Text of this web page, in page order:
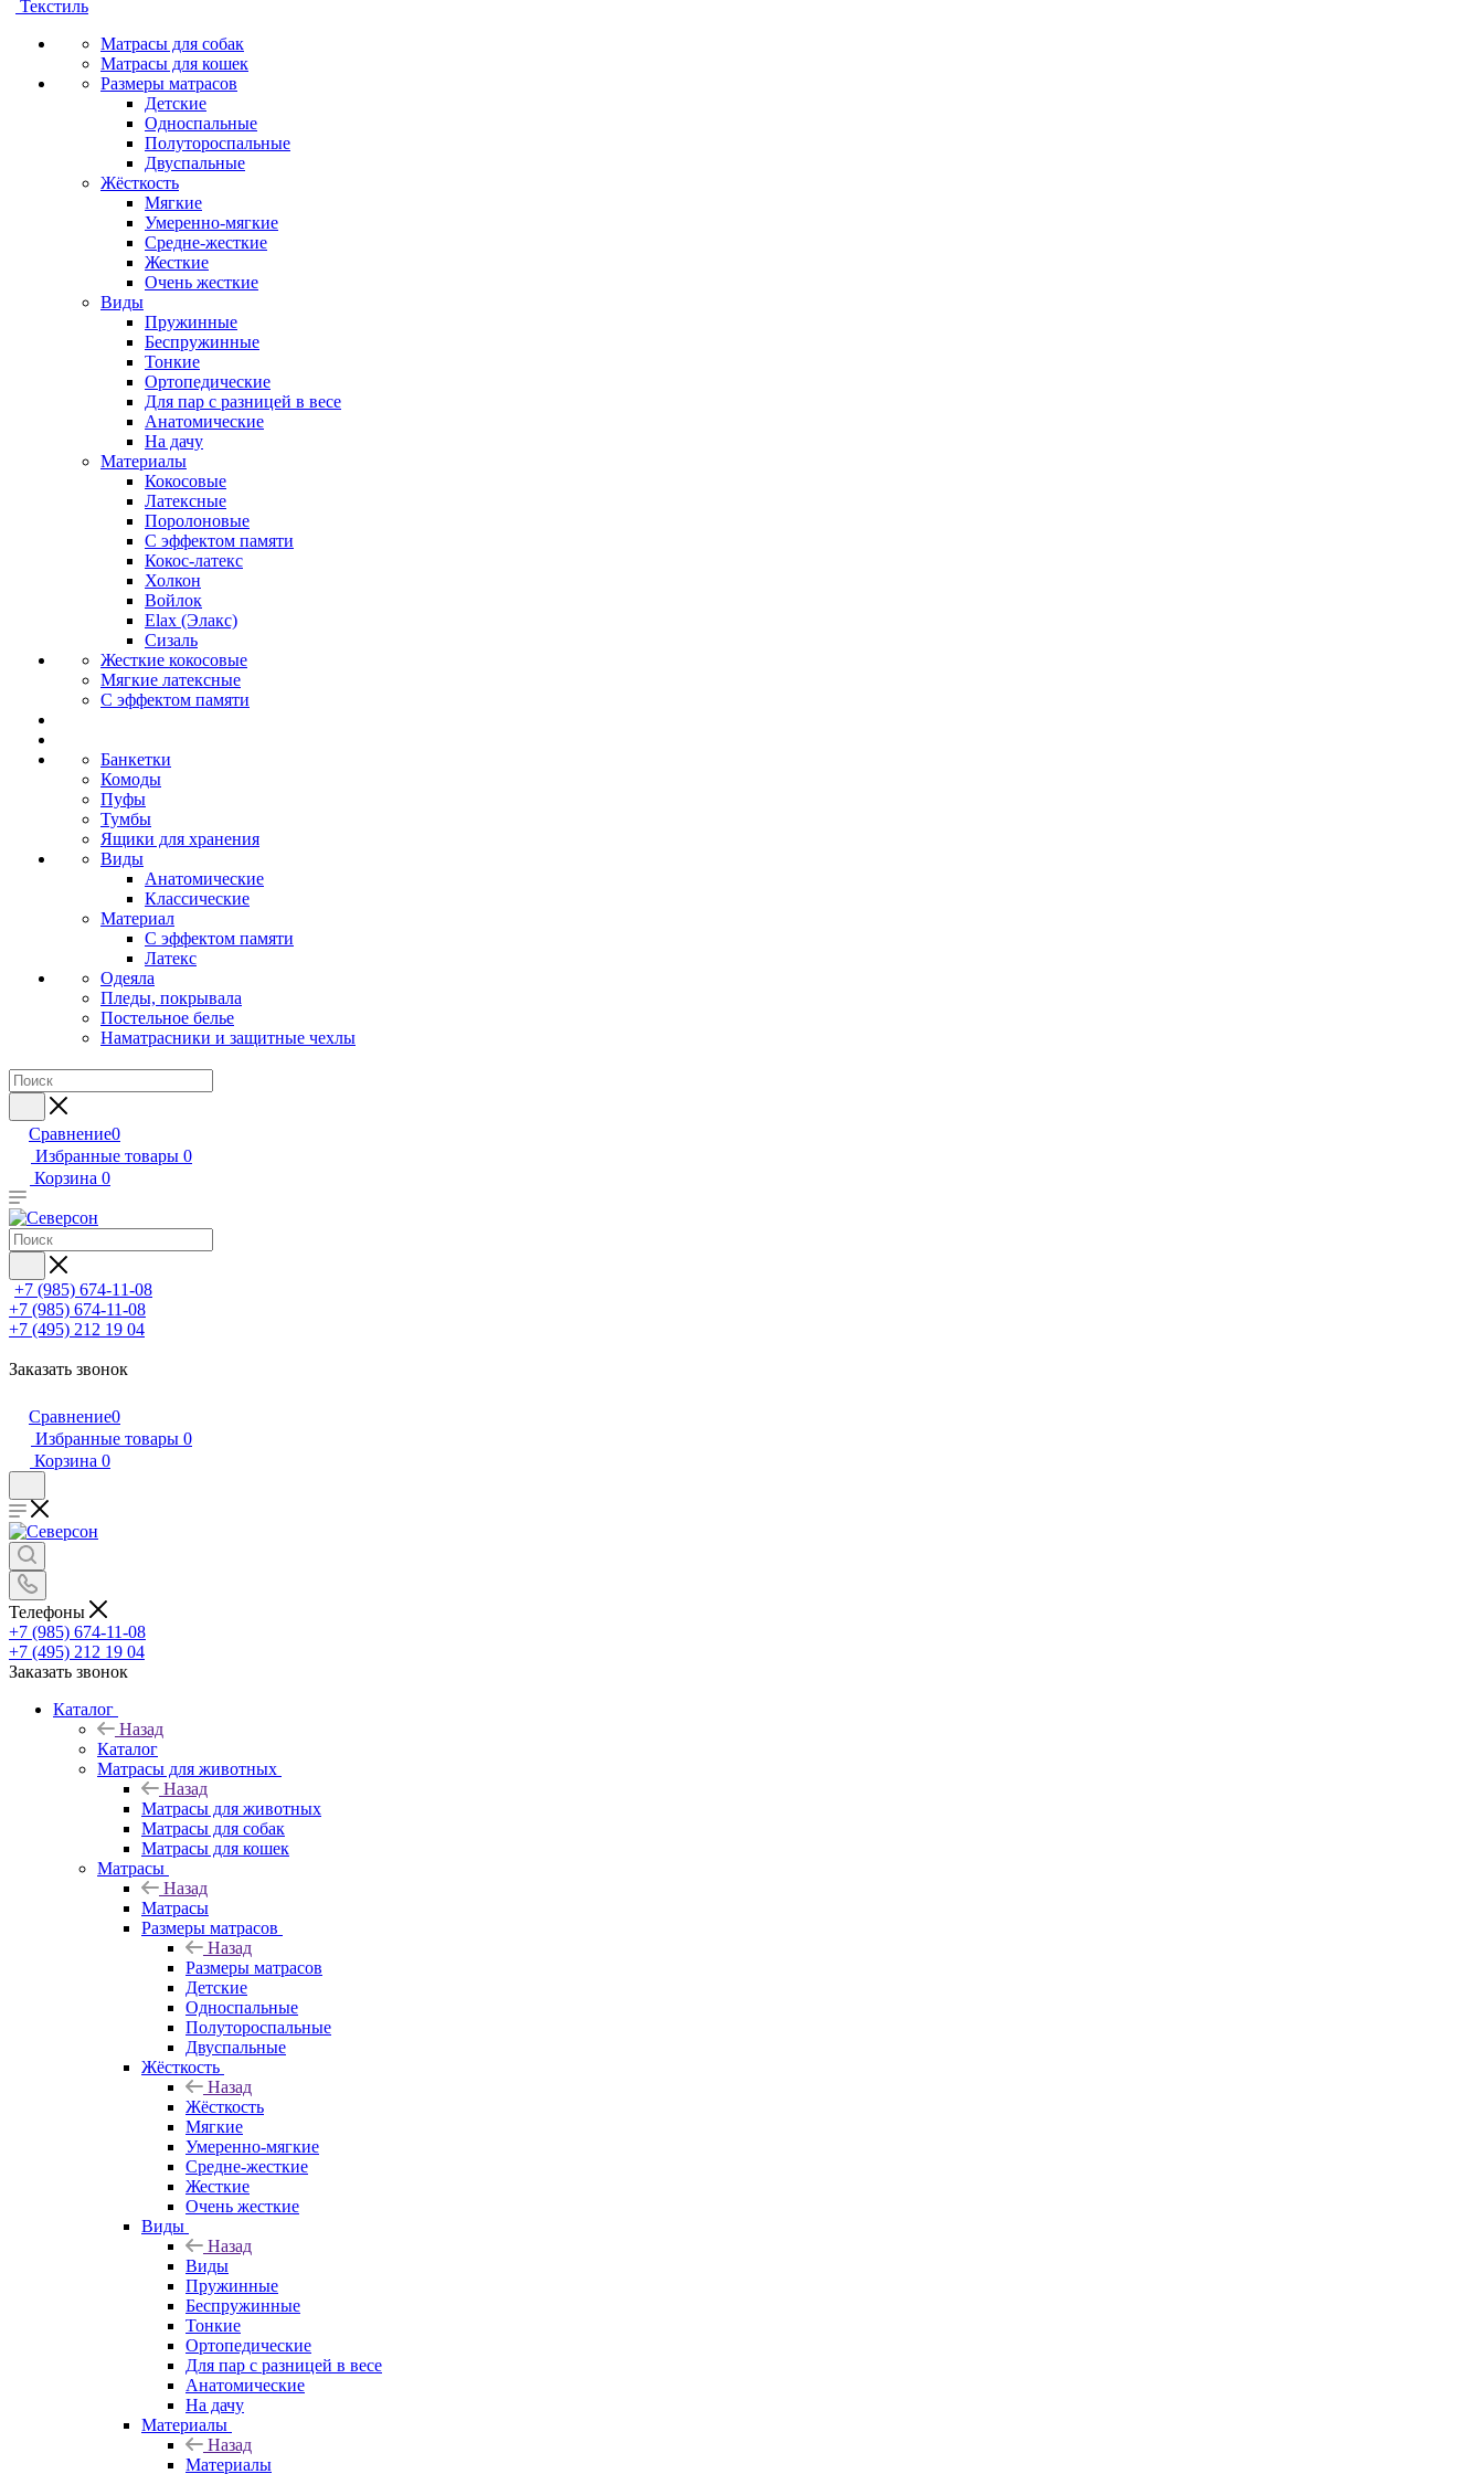
Текстиль
Матрасы для собак
Матрасы для кошек
Размеры матрасов
Детские
Односпальные
Полутороспальные
Двуспальные
Жёсткость
Мягкие
Умеренно-мягкие
Средне-жесткие
Жесткие
Очень жесткие
Виды
Пружинные
Беспружинные
Тонкие
Ортопедические
Для пар с разницей в весе
Анатомические
На дачу
Материалы
Кокосовые
Латексные
Поролоновые
С эффектом памяти
Кокос-латекс
Холкон
Войлок
Elax (Элакс)
Сизаль
Жесткие кокосовые
Мягкие латексные
С эффектом памяти
Банкетки
Комоды
Пуфы
Тумбы
Ящики для хранения
Виды
Анатомические
Классические
Материал
С эффектом памяти
Латекс
Одеяла
Пледы, покрывала
Постельное белье
Наматрасники и защитные чехлы
Сравнение0
Избранные товары 0
Корзина 0
+7 (985) 674-11-08
+7 (985) 674-11-08
+7 (495) 212 19 04
Заказать звонок
Сравнение0
Избранные товары 0
Корзина 0
Телефоны
+7 (985) 674-11-08
+7 (495) 212 19 04
Заказать звонок
Каталог
Назад
Каталог
Матрасы для животных
Назад
Матрасы для животных
Матрасы для собак
Матрасы для кошек
Матрасы
Назад
Матрасы
Размеры матрасов
Назад
Размеры матрасов
Детские
Односпальные
Полутороспальные
Двуспальные
Жёсткость
Назад
Жёсткость
Мягкие
Умеренно-мягкие
Средне-жесткие
Жесткие
Очень жесткие
Виды
Назад
Виды
Пружинные
Беспружинные
Тонкие
Ортопедические
Для пар с разницей в весе
Анатомические
На дачу
Материалы
Назад
Материалы